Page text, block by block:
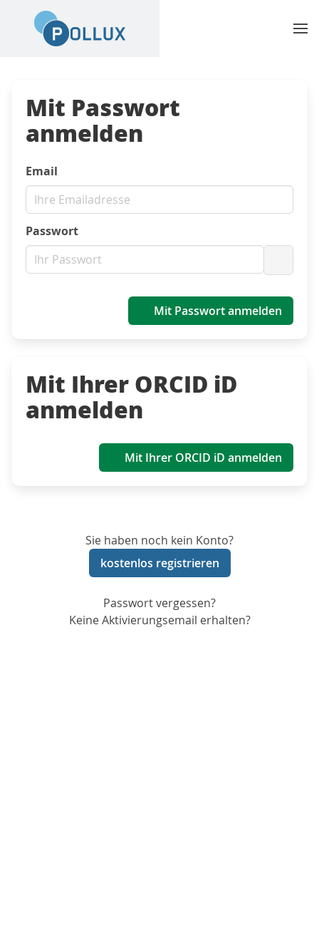
Mit Passwort
anmelden
Email
Passwort
Mit Passwort anmelden
Mit Ihrer ORCID iD
anmelden
Mit Ihrer ORCID iD anmelden
Sie haben noch kein Konto?
kostenlos registrieren
Passwort vergessen?
Keine Aktivierungsemail erhalten?